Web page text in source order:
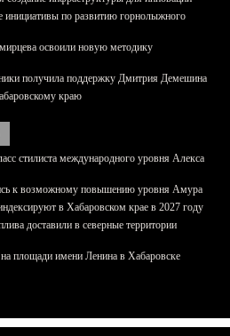
инициативы по развитию горнолыжного
освоили новую методику
получила поддержку Дмитрия Демешина
краю
стилиста международного уровня Алекса
к возможному повышению уровня Амура
в Хабаровском крае в 2027 году
доставили в северные территории
площади имени Ленина в Хабаровске